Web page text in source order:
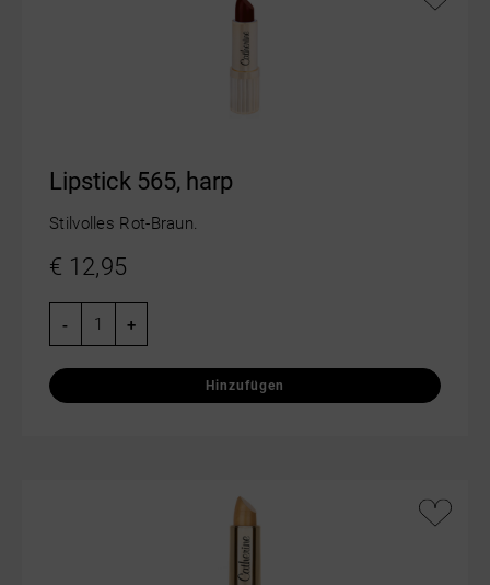
Lipstick 565, harp
Stilvolles Rot-Braun.
€ 12,95
+
-